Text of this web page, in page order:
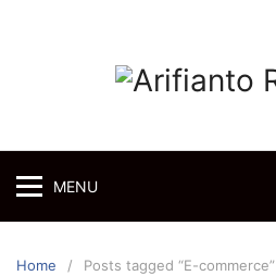
MENU
Home Posts tagged “E-commerce”